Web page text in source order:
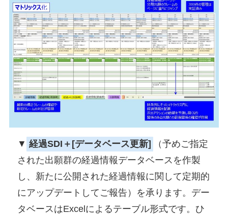
▼ 経過SDI＋[データベース更新]
（予めご指定
された出願群の経過情報データベースを作製
し、新たに公開された経過情報に関して定期的
にアップデートしてご報告）を承ります。デー
タベースはExcelによるテーブル形式です。ひ